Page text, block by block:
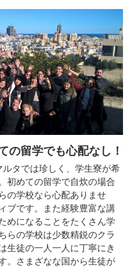
の留学でも心配なし！
タでは珍しく、学生寮が希
初めての留学で自炊の場合
の学校なら心配ありませ
ブです。また経験豊富な講
めになることをたくさん学
らの学校は少数精鋭のクラ
生徒の一人一人に丁寧にき
。さまざなな国から生徒が